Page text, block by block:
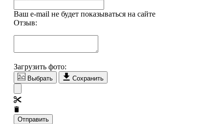
Ваш e-mail не будет показываться на сайте
Отзыв:
Загрузить фото:
Выбрать Сохранить
Отправить